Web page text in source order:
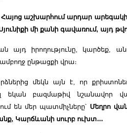
Հայոց աշխարհում արդար
մի քանի գավառում, այդ
այդ իրողությունը, կարծեք,
ընթացքի վրա։
մեկն այն է, որ
եկան բազմաթիվ նշանավոր
են մեր պատմիչները՝ Մեղրո
Կարճևանի սուրբ ուխտ․․․